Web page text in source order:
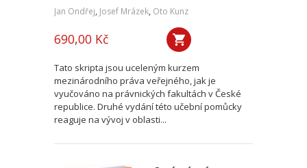
Jan Ondřej, Josef Mrázek, Oto Kunz
690,00 Kč
Tato skripta jsou uceleným kurzem
mezinárodního práva veřejného, jak je
vyučováno na právnických fakultách v České
republice. Druhé vydání této učební pomůcky
reaguje na vývoj v oblasti...